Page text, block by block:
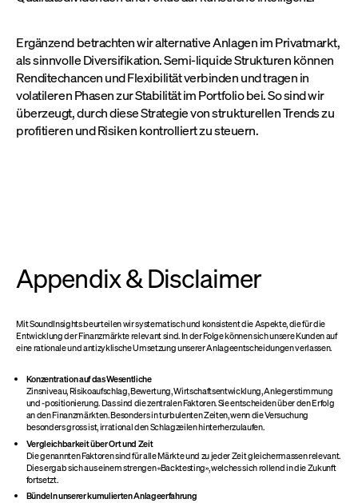
Ergänzend betrachten wir alternative Anlagen im Privatmarkt,
als sinnvolle Diversifikation. Semi-liquide Strukturen können
Renditechancen und Flexibilität verbinden und tragen in
volatileren Phasen zur Stabilität im Portfolio bei. So sind wir
überzeugt, durch diese Strategie von strukturellen Trends zu
profitieren und Risiken kontrolliert zu steuern.
Appendix & Disclaimer
Mit SoundInsights beurteilen wir systematisch und konsistent die Aspekte, die für die
Entwicklung der Finanzmärkte relevant sind. In der Folge können sich unsere Kunden auf
eine rationale und antizyklische Umsetzung unserer Anlageentscheidungen verlassen.
Konzentration auf das Wesentliche
Zinsniveau, Risikoaufschlag, Bewertung, Wirtschaftsentwicklung, Anlegerstimmung
und -positionierung. Das sind die zentralen Faktoren. Sie entscheiden über den Erfolg
an den Finanzmärkten. Besonders in turbulenten Zeiten, wenn die Versuchung
besonders gross ist, irrational den Schlagzeilen hinterherzulaufen.
Vergleichbarkeit über Ort und Zeit
Die genannten Faktoren sind für alle Märkte und zu jeder Zeit gleichermassen relevant.
Dies ergab sich aus einem strengen «Backtesting», welches sich rollend in die Zukunft
fortsetzt.
Bündeln unserer kumulierten Anlageerfahrung